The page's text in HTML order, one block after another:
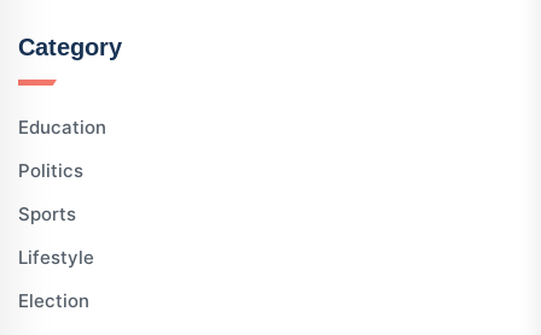
Category
Education
Politics
Sports
Lifestyle
Election